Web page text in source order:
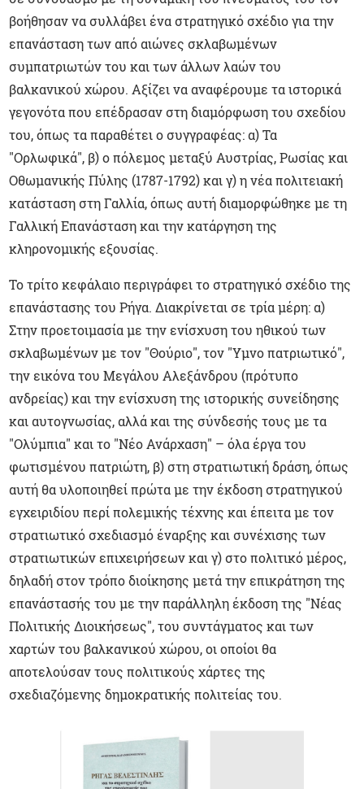
βοήθησαν να συλλάβει ένα στρατηγικό σχέδιο για την
επανάσταση των από αιώνες σκλαβωμένων
συμπατριωτών του και των άλλων λαών του
βαλκανικού χώρου. Αξίζει να αναφέρουμε τα ιστορικά
γεγονότα που επέδρασαν στη διαμόρφωση του σχεδίου
του, όπως τα παραθέτει ο συγγραφέας: α) Τα
"Ορλωφικά", β) ο πόλεμος μεταξύ Αυστρίας, Ρωσίας και
Οθωμανικής Πύλης (1787-1792) και γ) η νέα πολιτειακή
κατάσταση στη Γαλλία, όπως αυτή διαμορφώθηκε με τη
Γαλλική Επανάσταση και την κατάργηση της
κληρονομικής εξουσίας.
Το τρίτο κεφάλαιο περιγράφει το στρατηγικό σχέδιο της
επανάστασης του Ρήγα. Διακρίνεται σε τρία μέρη: α)
Στην προετοιμασία με την ενίσχυση του ηθικού των
σκλαβωμένων με τον "Θούριο", τον "Υμνο πατριωτικό",
την εικόνα του Μεγάλου Αλεξάνδρου (πρότυπο
ανδρείας) και την ενίσχυση της ιστορικής συνείδησης
και αυτογνωσίας, αλλά και της σύνδεσής τους με τα
"Ολύμπια" και το "Νέο Ανάρχαση" – όλα έργα του
φωτισμένου πατριώτη, β) στη στρατιωτική δράση, όπως
αυτή θα υλοποιηθεί πρώτα με την έκδοση στρατηγικού
εγχειριδίου περί πολεμικής τέχνης και έπειτα με τον
στρατιωτικό σχεδιασμό έναρξης και συνέχισης των
στρατιωτικών επιχειρήσεων και γ) στο πολιτικό μέρος,
δηλαδή στον τρόπο διοίκησης μετά την επικράτηση της
επανάστασής του με την παράλληλη έκδοση της "Νέας
Πολιτικής Διοικήσεως", του συντάγματος και των
χαρτών του βαλκανικού χώρου, οι οποίοι θα
αποτελούσαν τους πολιτικούς χάρτες της
σχεδιαζόμενης δημοκρατικής πολιτείας του.